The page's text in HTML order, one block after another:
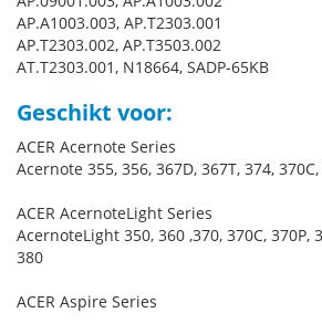
AP.A1003.003, AP.T2303.001
AP.T2303.002, AP.T3503.002
AT.T2303.001, N18664, SADP-65KB
Geschikt voor:
ACER Acernote Series
Acernote 355, 356, 367D, 367T, 374,
ACER AcernoteLight Series
AcernoteLight 350, 360 ,370, 370C, 370P,
380
ACER Aspire Series